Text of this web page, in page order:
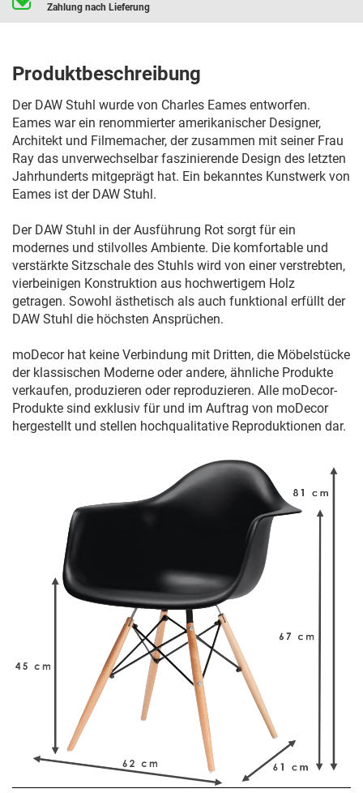
Zahlung nach Lieferung
Produktbeschreibung
Der DAW Stuhl wurde von Charles Eames entworfen.
Eames war ein renommierter amerikanischer Designer,
Architekt und Filmemacher, der zusammen mit seiner Frau
Ray das unverwechselbar faszinierende Design des letzten
Jahrhunderts mitgeprägt hat. Ein bekanntes Kunstwerk von
Eames ist der DAW Stuhl.
Der DAW Stuhl in der Ausführung Rot sorgt für ein
modernes und stilvolles Ambiente. Die komfortable und
verstärkte Sitzschale des Stuhls wird von einer verstrebten,
vierbeinigen Konstruktion aus hochwertigem Holz
getragen. Sowohl ästhetisch als auch funktional erfüllt der
DAW Stuhl die höchsten Ansprüchen.
moDecor hat keine Verbindung mit Dritten, die Möbelstücke
der klassischen Moderne oder andere, ähnliche Produkte
verkaufen, produzieren oder reproduzieren. Alle moDecor-
Produkte sind exklusiv für und im Auftrag von moDecor
hergestellt und stellen hochqualitative Reproduktionen dar.